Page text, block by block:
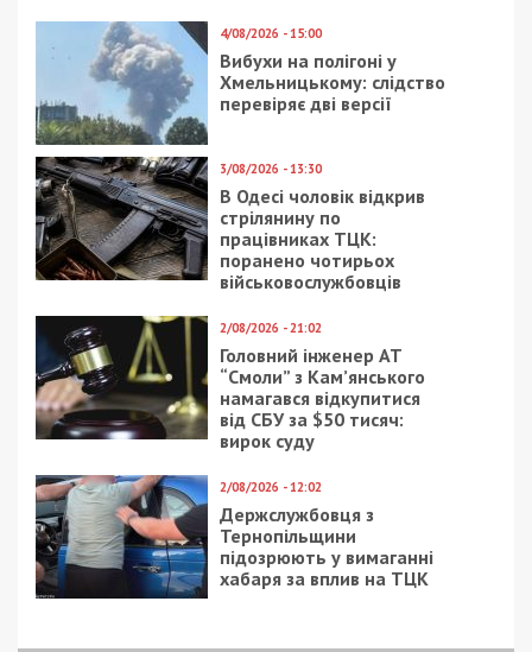
4/08/2026 - 15:00
Вибухи на полігоні у
Хмельницькому: слідство
перевіряє дві версії
3/08/2026 - 13:30
В Одесі чоловік відкрив
стрілянину по
працівниках ТЦК:
поранено чотирьох
військовослужбовців
2/08/2026 - 21:02
Головний інженер АТ
“Смоли” з Кам’янського
намагався відкупитися
від СБУ за $50 тисяч:
вирок суду
2/08/2026 - 12:02
Держслужбовця з
Тернопільщини
підозрюють у вимаганні
хабаря за вплив на ТЦК